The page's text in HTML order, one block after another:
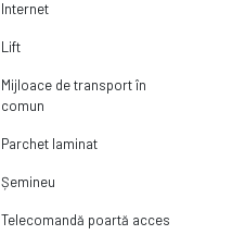
Internet
Lift
Mijloace de transport în
comun
Parchet laminat
Șemineu
Telecomandă poartă acces